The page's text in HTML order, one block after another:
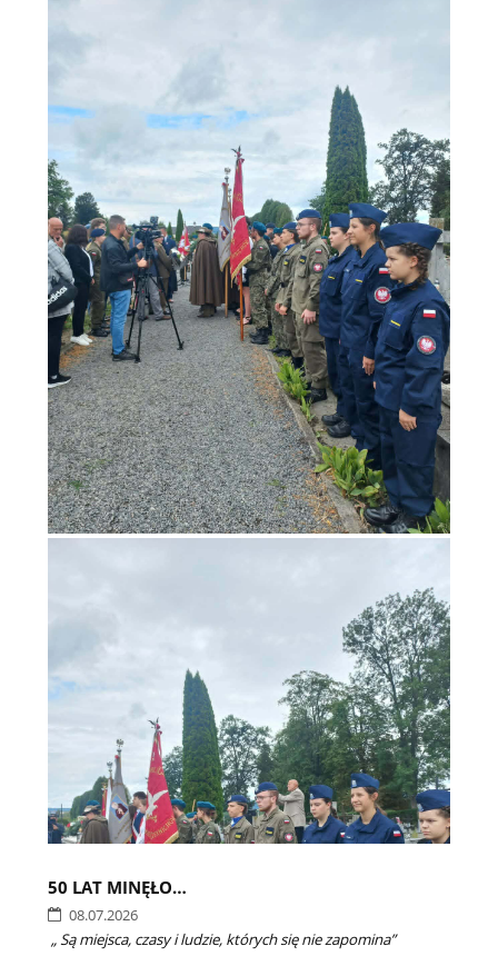
50 LAT MINĘŁO…
08.07.2026
„ Są miejsca, czasy i ludzie, których się nie zapomina”